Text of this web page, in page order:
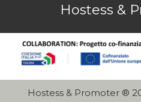
Hostess &
Hostess & Promoter ®